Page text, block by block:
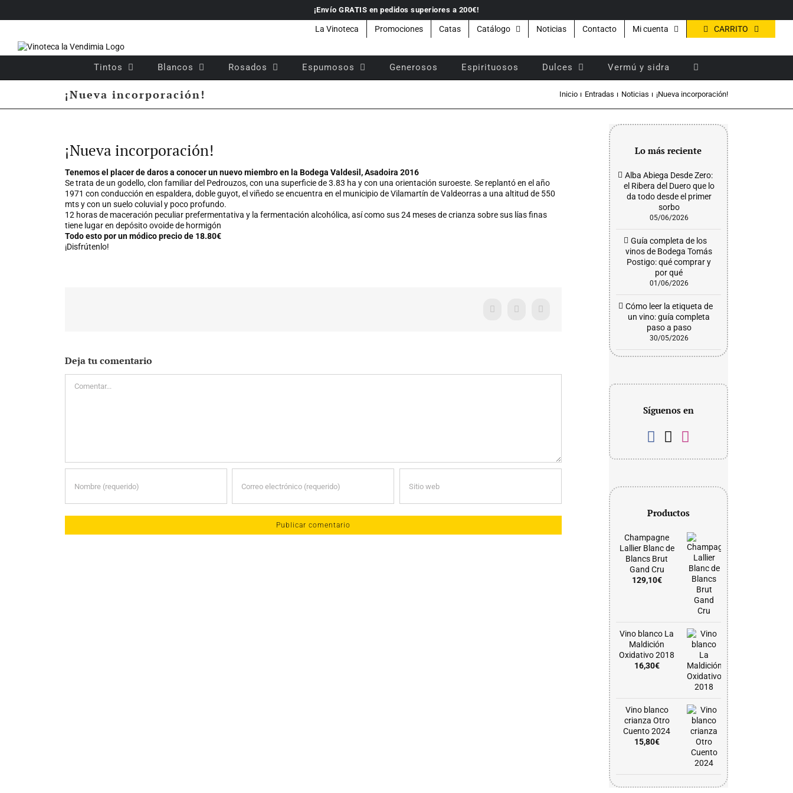
¡Envío GRATIS en pedidos superiores a 200€!
La Vinoteca Promociones Catas Catálogo Noticias Contacto Mi cuenta CARRITO
Tintos Blancos Rosados Espumosos Generosos Espirituosos Dulces Vermú y sidra
¡Nueva incorporación! Inicio Entradas Noticias ¡Nueva incorporación!
más
grande
¡Nueva incorporación!
Tenemos el placer de daros a conocer un nuevo miembro en la Bodega Valdesil, Asadoira 2016
Se trata de un godello, clon familiar del Pedrouzos, con una superficie de 3.83 ha y con una orientación suroeste. Se replantó en el año
1971 con conducción en espaldera, doble guyot, el viñedo se encuentra en el municipio de Vilamartín de Valdeorras a una altitud de 550
mts y con un suelo coluvial y poco profundo.
12 horas de maceración peculiar prefermentativa y la fermentación alcohólica, así como sus 24 meses de crianza sobre sus lías finas
tiene lugar en depósito ovoide de hormigón
Todo esto por un módico precio de 18.80€
¡Disfrútenlo!
Facebook
X WhatsApp
Deja tu comentario
Lo más reciente
Alba Abiega Desde Zero:
el Ribera del Duero que lo
da todo desde el primer
sorbo
05/06/2026
Guía completa de los
vinos de Bodega Tomás
Postigo: qué comprar y
por qué
01/06/2026
Cómo leer la etiqueta de
un vino: guía completa
paso a paso
30/05/2026
Síguenos en
Productos
Champagne
Lallier Blanc de
Blancs Brut
Gand Cru
129,10€
Vino blanco La
Maldición
Oxidativo 2018
16,30€
Vino blanco
crianza Otro
Cuento 2024
15,80€